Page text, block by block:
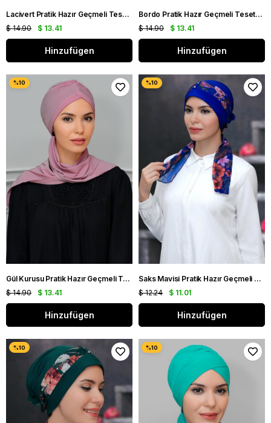
Lacivert Pratik Hazır Geçmeli Tesettür Bone Sandy Kumaş Taçlı Büzgülü Şifon Atkılı 1208A_02
$ 13.41
$ 14.90
Hinzufügen
Bordo Pratik Hazır Geçmeli Tesettür Bone Sandy Kumaş Taçlı Büzgülü Şifon Atkılı 1208A_16
$ 13.41
$ 14.90
Hinzufügen
Gül Kurusu Pratik Hazır Geçmeli Tesettür Bone Sandy Kumaş Taçlı Büzgülü Şifon Atkılı 1208A_18
$ 13.41
$ 14.90
Hinzufügen
Saks Mavisi Pratik Hazır Geçmeli Tesettür Bone Sandy Kumaş Desenli Şifon Kemerli 1305D_24
$ 11.01
$ 12.24
Hinzufügen